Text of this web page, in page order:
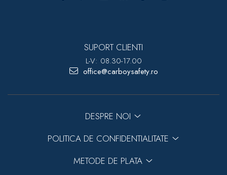
SUPORT CLIENTI
L-V: 08.30-17.00
office@carboysafety.ro
DESPRE NOI
POLITICA DE CONFIDENTIALITATE
METODE DE PLATA